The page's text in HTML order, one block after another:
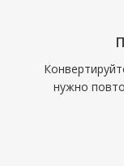
нужно